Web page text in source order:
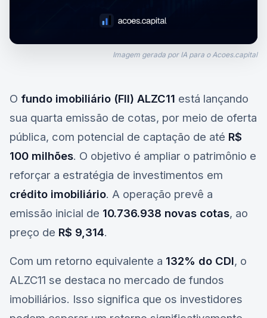
Imagem gerada por IA para o Acoes.capital
O fundo imobiliário (FII) ALZC11 está lançando
sua quarta emissão de cotas, por meio de oferta
pública, com potencial de captação de até R$
100 milhões. O objetivo é ampliar o patrimônio e
reforçar a estratégia de investimentos em
crédito imobiliário. A operação prevê a
emissão inicial de 10.736.938 novas cotas, ao
preço de R$ 9,314.
Com um retorno equivalente a 132% do CDI, o
ALZC11 se destaca no mercado de fundos
imobiliários. Isso significa que os investidores